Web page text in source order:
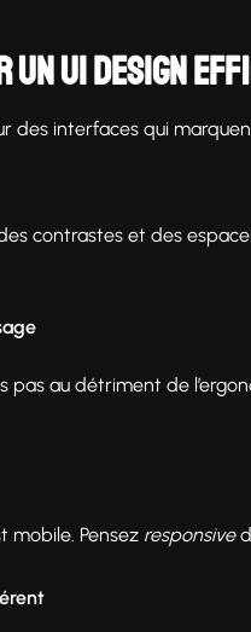
un UI design
des interfaces qui
contrastes et des
pas au détriment de
mobile. Pensez responsive